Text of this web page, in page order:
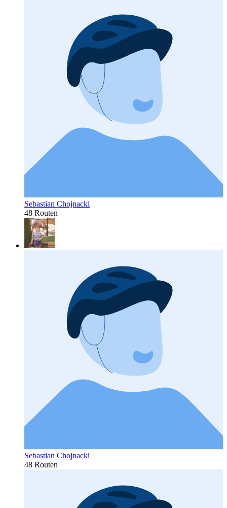
Sebastian Chojnacki
48 Routen
Sebastian Chojnacki
48 Routen